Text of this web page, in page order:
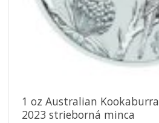
1 oz Australian Kookaburra
2023 strieborná minca